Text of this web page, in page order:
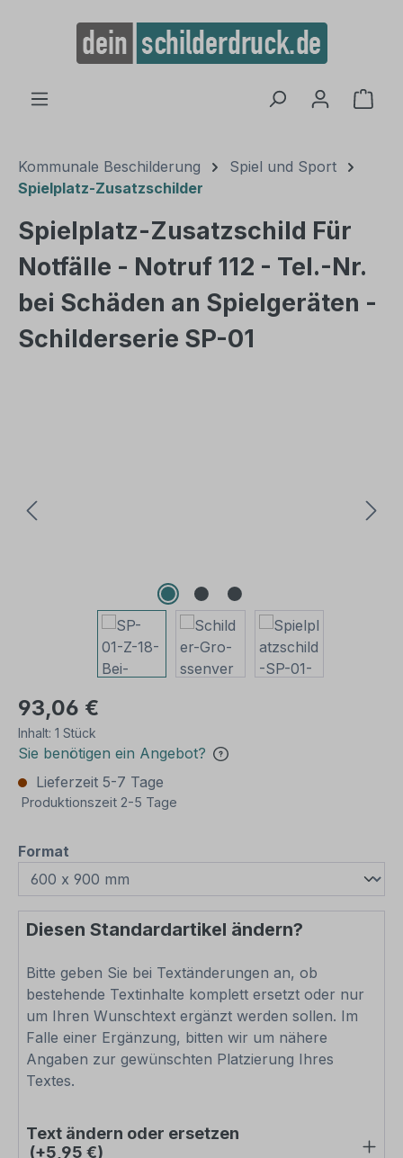
springen
Kommunale Beschilderung
Spiel und Sport
Spielplatz-Zusatzschilder
Spielplatz-Zusatzschild Für
Notfälle - Notruf 112 - Tel.-Nr.
bei Schäden an Spielgeräten -
Schilderserie SP-01
93,06 €
Inhalt: 1 Stück
Sie benötigen ein Angebot?
Lieferzeit 5-7 Tage
Produktionszeit 2-5 Tage
Format
Diesen Standardartikel ändern?
Bitte geben Sie bei Textänderungen an, ob
bestehende Textinhalte komplett ersetzt oder nur
um Ihren Wunschtext ergänzt werden sollen. Im
Falle einer Ergänzung, bitten wir um nähere
Angaben zur gewünschten Platzierung Ihres
Textes.
Text ändern oder ersetzen
(+5,95 €)